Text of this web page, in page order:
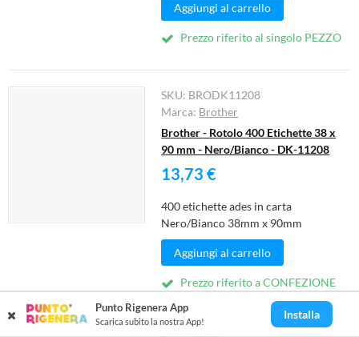
Aggiungi al carrello
Prezzo riferito al singolo PEZZO
SKU: BRODK11208
Marca: Brother
Brother - Rotolo 400 Etichette 38 x
90 mm - Nero/Bianco - DK-11208
13,73 €
400 etichette ades in carta
Nero/Bianco 38mm x 90mm
Aggiungi al carrello
Prezzo riferito a CONFEZIONE
Punto Rigenera App
Scarica subito la nostra App!
Installa